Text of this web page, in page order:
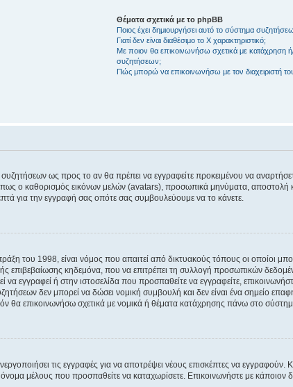
Θέματα σχετικά με το phpBB
Ποιος έχει δημιουργήσει αυτό το σύστημα
Γιατί δεν είναι διαθέσιμο το Χ χαρακτηριστικό;
Με ποιον θα επικοινωνήσω σχετικά με κατάχρηση
συζητήσεων;
Πώς μπορώ να επικοινωνήσω με τον διαχειριστή
συζητήσεων ως προς το αν θα πρέπει να εγγραφείτε προκειμένου να
ο καθορισμός εικόνων μελών (avatars), προσωπικά μηνύματα,
για την εγγραφή σας οπότε σας συμβουλεύουμε να το κάνετε.
του 1998, είναι νόμος που απαιτεί από δικτυακούς τόπους οι οποίοι
επιβεβαίωσης κηδεμόνα, που να επιτρέπει τη συλλογή προσωπικών
εγγραφεί ή στην ιστοσελίδα που προσπαθείτε να εγγραφείτε,
δεν μπορεί να δώσει νομική συμβουλή και δεν είναι ένα σημείο
θα επικοινωνήσω σχετικά με νομικά ή θέματα κατάχρησης πάνω στο
τις εγγραφές για να αποτρέψει νέους επισκέπτες να
μέλους που προσπαθείτε να καταχωρίσετε. Επικοινωνήστε με κάποιον